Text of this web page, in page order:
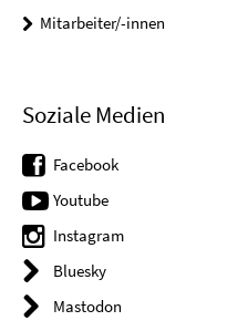
Mitarbeiter/-innen
Soziale Medien
Facebook
Youtube
Instagram
Bluesky
Mastodon